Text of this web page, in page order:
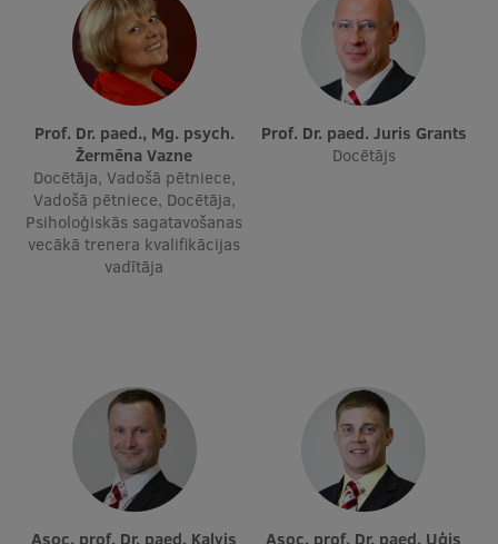
Ētikas un līdztiesības mācības
Atvērtā universitāte
Sagatavošanas kursi
Profesionālās pilnveides kursi
ESF kvalifikācijas celšanas kursi
Pedagoģiskās izaugsmes centrs
Pētniecība
Zinātniskie institūti un laboratorijas
Prof. Dr. paed., Mg. psych.
Žermēna Vazne
Docētāja, Vadošā pētniece,
Vadošā pētniece, Docētāja,
Psiholoģiskās sagatavošanas
vecākā trenera kvalifikācijas
vadītāja
Prof. Dr. paed. Juris Grants
Docētājs
Asoc. prof. Dr. paed. Kalvis Asoc. prof. Dr. paed. Uģis